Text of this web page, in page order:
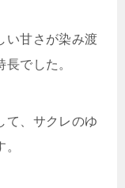
い甘さが染み渡
でした。
て、サクレのゆ